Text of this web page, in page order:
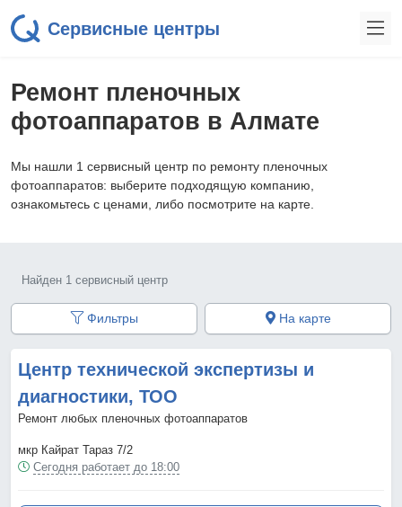
Сервисные центры
Ремонт пленочных
фотоаппаратов в Алмате
Мы нашли 1 сервисный центр по ремонту пленочных
фотоаппаратов: выберите подходящую компанию,
ознакомьтесь с ценами, либо посмотрите на карте.
Найден 1 сервисный центр
Фильтры На карте
Центр технической экспертизы и
диагностики, ТОО
Ремонт любых пленочных фотоаппаратов
мкр Кайрат Тараз 7/2
Сегодня работает до 18:00